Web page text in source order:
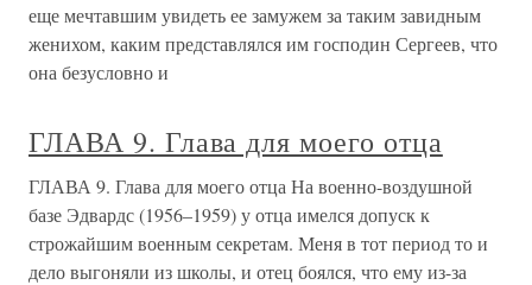
еще мечтавшим увидеть ее замужем за таким завидным
женихом, каким представлялся им господин Сергеев, что
она безусловно и
ГЛАВА 9. Глава для моего отца
ГЛАВА 9. Глава для моего отца На военно-воздушной
базе Эдвардс (1956–1959) у отца имелся допуск к
строжайшим военным секретам. Меня в тот период то и
дело выгоняли из школы, и отец боялся, что ему из-за